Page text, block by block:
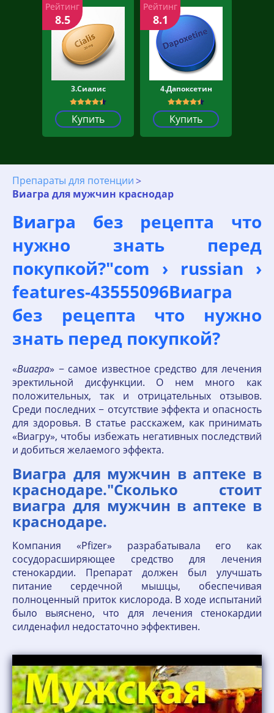
3.Сиалис
Купить
Рейтинг
8.5
4.Дапоксетин
Купить
Рейтинг
8.1
Препараты для потенции
Виагра для мужчин краснодар
Виагра без рецепта что
нужно знать перед
покупкой?"com › russian ›
features-43555096Виагра
без рецепта что нужно
знать перед покупкой?
«Виагра» − самое известное средство для лечения
эректильной дисфункции. О нем много как
положительных, так и отрицательных отзывов.
Среди последних − отсутствие эффекта и опасность
для здоровья. В статье расскажем, как принимать
«Виагру», чтобы избежать негативных последствий
и добиться желаемого эффекта.
Виагра для мужчин в аптеке в
краснодаре."Сколько стоит
виагра для мужчин в аптеке в
краснодаре.
Компания «Pfizer» разрабатывала его как
сосудорасширяющее средство для лечения
стенокардии. Препарат должен был улучшать
питание сердечной мышцы, обеспечивая
полноценный приток кислорода. В ходе испытаний
было выяснено, что для лечения стенокардии
силденафил недостаточно эффективен.